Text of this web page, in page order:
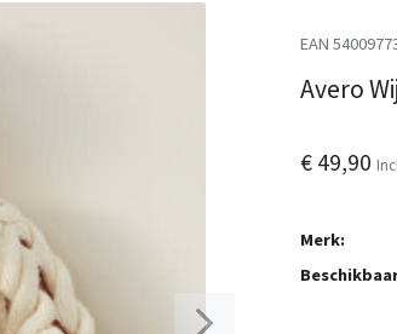
EAN
Avero
€ 49,90
Merk: